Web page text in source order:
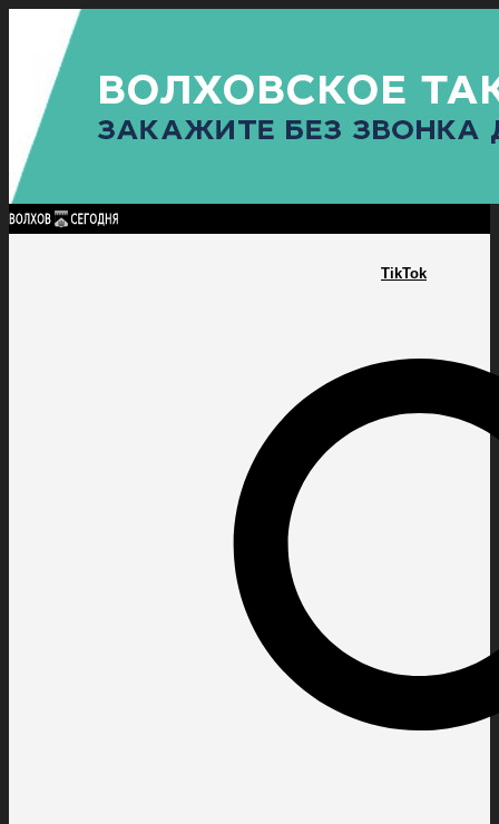
TikTok
Найти:
ГЛАВНАЯ ПОЛИТИКАПРОИСШЕСТВИЯ ПРОКУРАТУРАСПОРТ
ПОЛИТИКА
КУЛЬТУРА
ПОСЕЛЕНИЯ